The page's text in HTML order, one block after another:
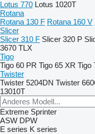
Lotus 770 Lotus 1020T
Rotana
Rotana 130 F Rotana 160 V
Slicer
Slicer 310 F Slicer 320 P
3670 TLX
Tigo
Tigo 60 PR Tigo 65 XR Tigo
Twister
Twister 5204DN Twister
13010T
Extreme Sprinter
ASW DPW
E series K series